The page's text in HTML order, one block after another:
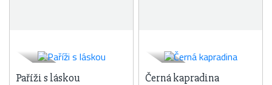
Paříži s láskou Černá kapradina